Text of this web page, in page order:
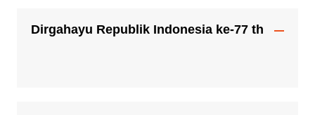
Dirgahayu Republik Indonesia ke-77 th